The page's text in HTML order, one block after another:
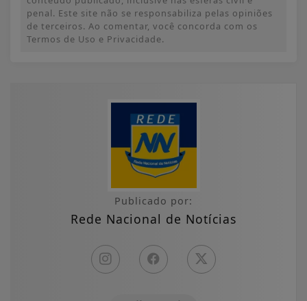
penal. Este site não se responsabiliza pelas opiniões
de terceiros. Ao comentar, você concorda com os
Termos de Uso e Privacidade.
Publicado por:
Rede Nacional de Notícias